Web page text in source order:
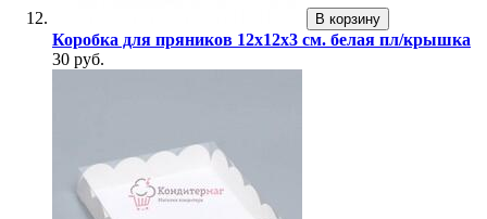
В корзину
Коробка для пряников 12х12х3 см. белая пл/крышка
30 руб.